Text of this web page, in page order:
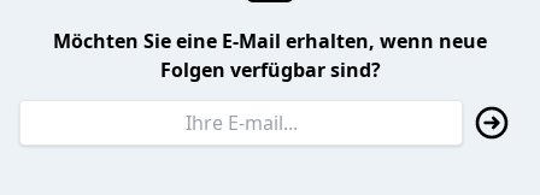
Möchten Sie eine E-Mail erhalten, wenn neue
Folgen verfügbar sind?